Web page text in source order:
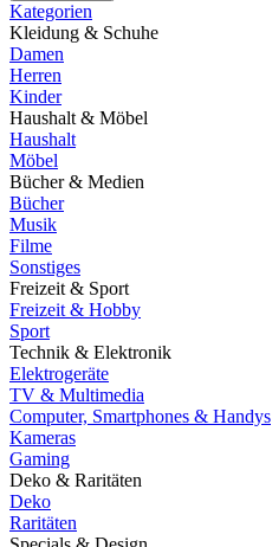
Kategorien
Kleidung & Schuhe
Damen
Herren
Kinder
Haushalt & Möbel
Haushalt
Möbel
Bücher & Medien
Bücher
Musik
Filme
Sonstiges
Freizeit & Sport
Freizeit & Hobby
Sport
Technik & Elektronik
Elektrogeräte
TV & Multimedia
Computer, Smartphones & Handys
Kameras
Gaming
Deko & Raritäten
Deko
Raritäten